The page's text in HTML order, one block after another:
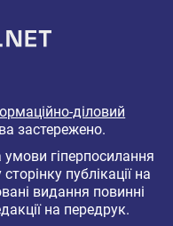
діловий
застережено.
умови гіперпосилання
публікації на
видання повинні
на передрук.